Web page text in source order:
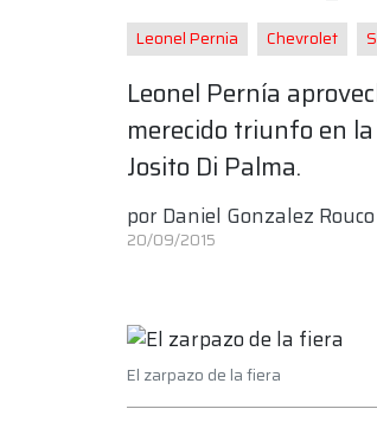
Leonel Pernia Chevrolet
Leonel Pernía
merecido triunfo en
Josito Di Palma.
por Daniel Gonzalez Rouco
20/09/2015
El zarpazo de la fiera